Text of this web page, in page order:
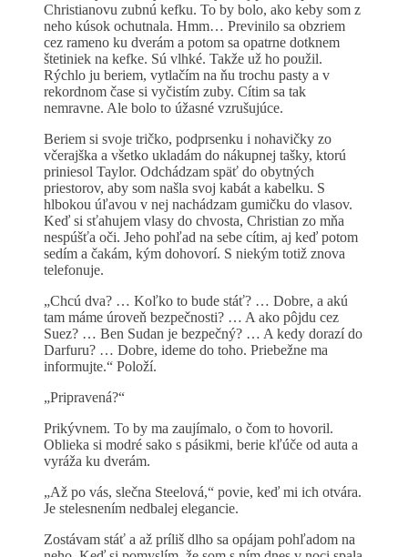
Christianovu zubnú kefku. To by bolo, ako keby som z
neho kúsok ochutnala. Hmm… Previnilo sa obzriem
cez rameno ku dverám a potom sa opatrne dotknem
štetiniek na kefke. Sú vlhké. Takže už ho použil.
Rýchlo ju beriem, vytlačím na ňu trochu pasty a v
rekordnom čase si vyčistím zuby. Cítim sa tak
nemravne. Ale bolo to úžasné vzrušujúce.
Beriem si svoje tričko, podprsenku i nohavičky zo
včerajška a všetko ukladám do nákupnej tašky, ktorú
priniesol Taylor. Odchádzam späť do obytných
priestorov, aby som našla svoj kabát a kabelku. S
hlbokou úľavou v nej nachádzam gumičku do vlasov.
Keď si sťahujem vlasy do chvosta, Christian zo mňa
nespúšťa oči. Jeho pohľad na sebe cítim, aj keď potom
sedím a čakám, kým dohovorí. S niekým totiž znova
telefonuje.
„Chcú dva? … Koľko to bude stáť? … Dobre, a akú
tam máme úroveň bezpečnosti? … A ako pôjdu cez
Suez? … Ben Sudan je bezpečný? … A kedy dorazí do
Darfuru? … Dobre, ideme do toho. Priebežne ma
informujte.“ Položí.
„Pripravená?“
Prikývnem. To by ma zaujímalo, o čom to hovoril.
Oblieka si modré sako s pásikmi, berie kľúče od auta a
vyráža ku dverám.
„Až po vás, slečna Steelová,“ povie, keď mi ich otvára.
Je stelesnením nedbalej elegancie.
Zostávam stáť a až príliš dlho sa opájam pohľadom na